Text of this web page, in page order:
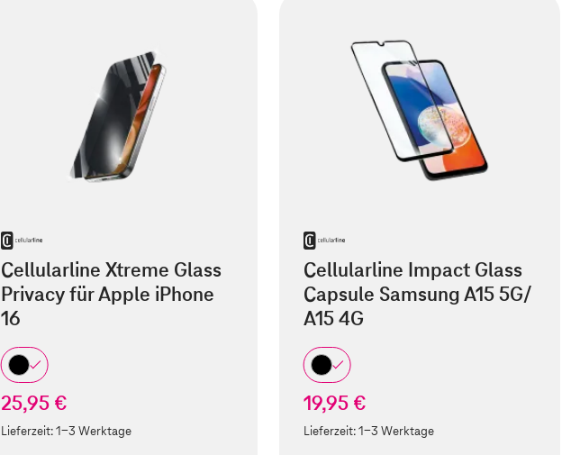
Cellularline Xtreme Glass
Privacy für Apple iPhone
16
25,95 €
Lieferzeit:1-3 Werktage
Cellularline Impact Glass
Capsule Samsung A15 5G/
A15 4G
19,95 €
Lieferzeit:1-3 Werktage